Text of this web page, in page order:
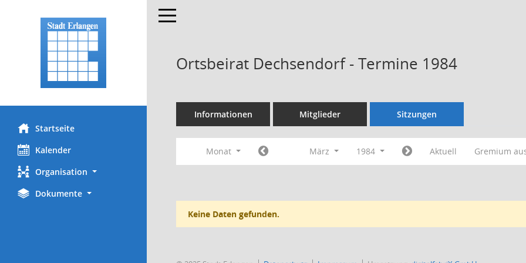
Startseite
Kalender
Organisation
Dokumente
Toggle navigation
Ortsbeirat Dechsendorf - Termine 1984
Informationen Mitglieder Sitzungen
Monat März 1984 Aktuell Gremium
Keine Daten gefunden.